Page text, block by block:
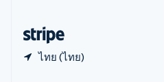
ไทย (ไทย)